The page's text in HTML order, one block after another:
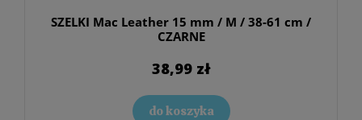
SZELKI Mac Leather 15 mm / M / 38-61 cm /
CZARNE
38,99 zł
do koszyka